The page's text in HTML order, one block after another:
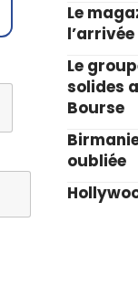
Le
Le
solides
Bourse
oubliée